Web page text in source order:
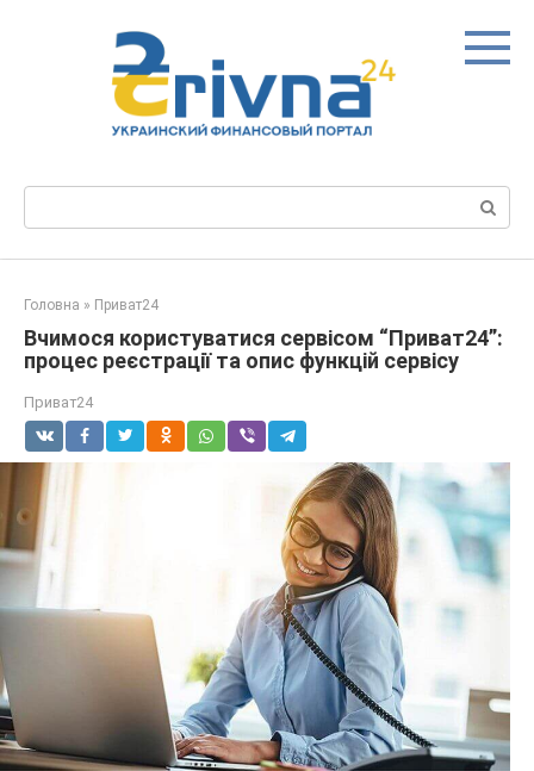
Пошук:
Головна » Приват24
Вчимося користуватися сервісом “Приват24”:
процес реєстрації та опис функцій сервісу
Приват24